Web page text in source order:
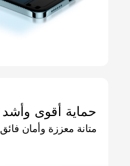
حماية أقوى وأشد
متانة معززة وأمان فائق